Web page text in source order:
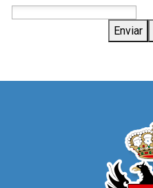
Enviar